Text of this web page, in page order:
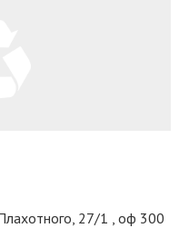
27/1 , оф 300